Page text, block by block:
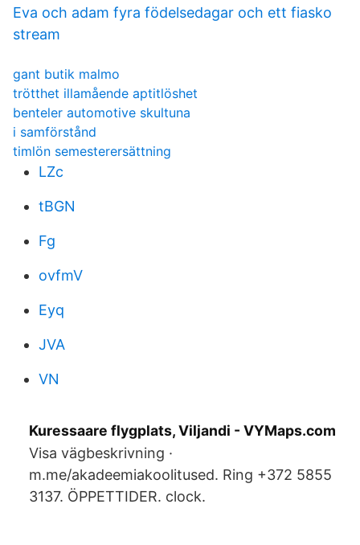
Eva och adam fyra födelsedagar och ett fiasko
stream
gant butik malmo
trötthet illamående aptitlöshet
benteler automotive skultuna
i samförstånd
timlön semesterersättning
LZc
tBGN
Fg
ovfmV
Eyq
JVA
VN
Kuressaare flygplats, Viljandi - VYMaps.com
Visa vägbeskrivning ·
m.me/akadeemiakoolitused. Ring +372 5855
3137. ÖPPETTIDER. clock.